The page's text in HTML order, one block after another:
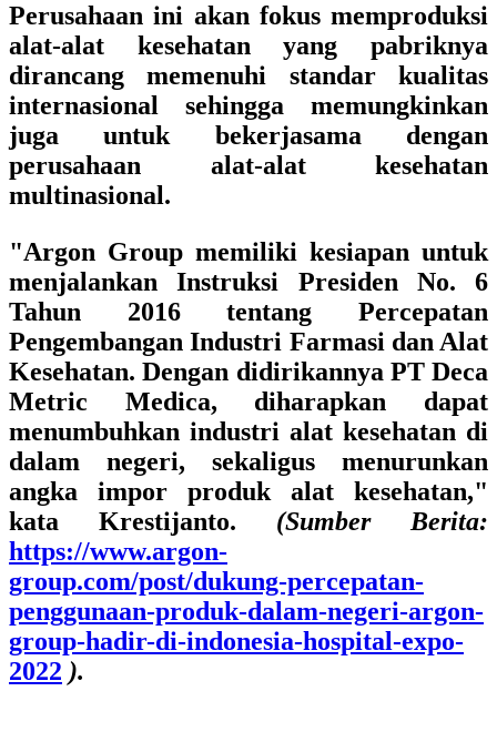
Perusahaan ini akan fokus memproduksi
alat-alat kesehatan yang pabriknya
dirancang memenuhi standar kualitas
internasional sehingga memungkinkan
juga untuk bekerjasama dengan
perusahaan alat-alat kesehatan
multinasional.
"Argon Group memiliki kesiapan untuk
menjalankan Instruksi Presiden No. 6
Tahun 2016 tentang Percepatan
Pengembangan Industri Farmasi dan Alat
Kesehatan. Dengan didirikannya PT Deca
Metric Medica, diharapkan dapat
menumbuhkan industri alat kesehatan di
dalam negeri, sekaligus menurunkan
angka impor produk alat kesehatan,"
kata Krestijanto. (Sumber Berita:
https://www.argon-
group.com/post/dukung-percepatan-
penggunaan-produk-dalam-negeri-argon-
group-hadir-di-indonesia-hospital-expo-
2022 ).